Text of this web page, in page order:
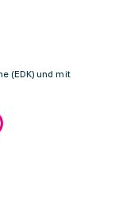
(EDK) und mit